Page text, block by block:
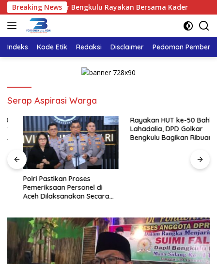
Langsung
ke
konten
Breaking News
DPD Golkar Bengkulu Rayakan Bersama Kader
Indeks Kode Etik Redaksi Disclaimer Pedoman
Serap Aspirasi Warga
Polri Pastikan Proses
Pemeriksaan Personel di
Aceh Dilaksanakan Secara
Rayakan HUT ke-50 Bahlil
Lahadalia, DPD Golkar
Bengkulu Bagikan Ribuan
Nasi Kotak dan Bantuan ke